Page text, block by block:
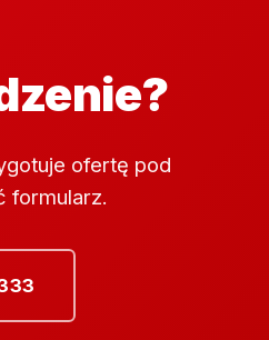
ofertę pod
formularz.